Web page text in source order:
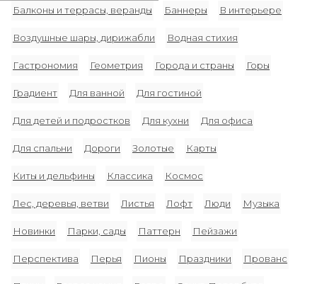
Балконы и террасы, веранды Баннеры В интерьере
Воздушные шары, дирижабли Водная стихия
Гастрономия Геометрия Города и страны Горы
Градиент Для ванной Для гостиной
Для детей и подростков Для кухни Для офиса
Для спальни Дороги Золотые Карты
Киты и дельфины Классика Космос
Лес, деревья, ветви Листья Лофт Люди Музыка
Новинки Парки, сады Паттерн Пейзажи
Перспектива Перья Пионы Праздники Прованс